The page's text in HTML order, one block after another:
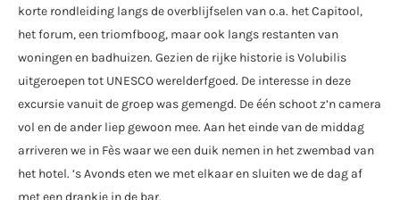
korte rondleiding langs de overblijfselen van o.a. het Capitool,
het forum, een triomfboog, maar ook langs restanten van
woningen en badhuizen. Gezien de rijke historie is Volubilis
uitgeroepen tot UNESCO werelderfgoed. De interesse in deze
excursie vanuit de groep was gemengd. De één schoot z’n camera
vol en de ander liep gewoon mee. Aan het einde van de middag
arriveren we in Fès waar we een duik nemen in het zwembad van
het hotel. ’s Avonds eten we met elkaar en sluiten we de dag af
met een drankje in de bar.